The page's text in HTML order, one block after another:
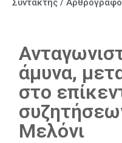
Συντάκτης /
άμυνα,
στο
Μελόνι